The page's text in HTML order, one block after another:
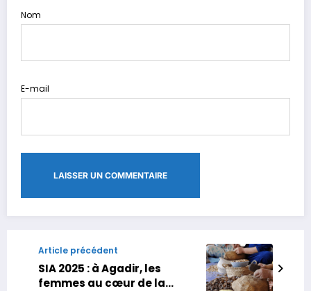
Nom
E-mail
Article précédent
SIA 2025 : à Agadir, les
femmes au cœur de la